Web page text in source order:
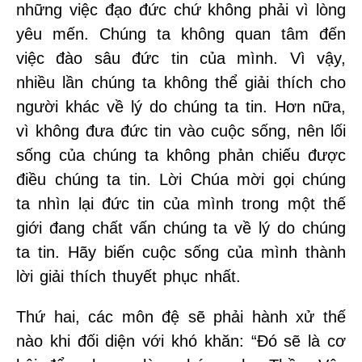
những việc đạo đức chứ không phải vì lòng
yêu mến. Chúng ta không quan tâm đến
việc đào sâu đức tin của mình. Vì vậy,
nhiều lần chúng ta không thể giải thích cho
người khác về lý do chúng ta tin. Hơn nữa,
vì không đưa đức tin vào cuộc sống, nên lối
sống của chúng ta không phản chiếu được
điều chúng ta tin. Lời Chúa mời gọi chúng
ta nhìn lại đức tin của mình trong một thế
giới đang chất vấn chúng ta về lý do chúng
ta tin. Hãy biến cuộc sống của mình thành
lời giải thích thuyết phục nhất.
Thứ hai, các môn đệ sẽ phải hành xử thế
nào khi đối diện với khó khăn: “Đó sẽ là cơ